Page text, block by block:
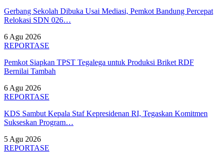
Gerbang Sekolah Dibuka Usai Mediasi, Pemkot Bandung Percepat
Relokasi SDN 026…
6 Agu 2026
REPORTASE
Pemkot Siapkan TPST Tegalega untuk Produksi Briket RDF
Bernilai Tambah
6 Agu 2026
REPORTASE
KDS Sambut Kepala Staf Kepresidenan RI, Tegaskan Komitmen
Sukseskan Program…
5 Agu 2026
REPORTASE